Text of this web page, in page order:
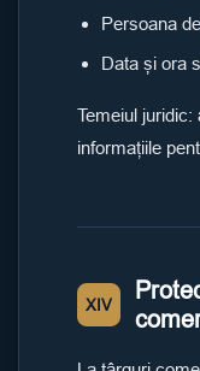
Persoana
Data și ora
Temeiul juridic:
informațiile
XIV